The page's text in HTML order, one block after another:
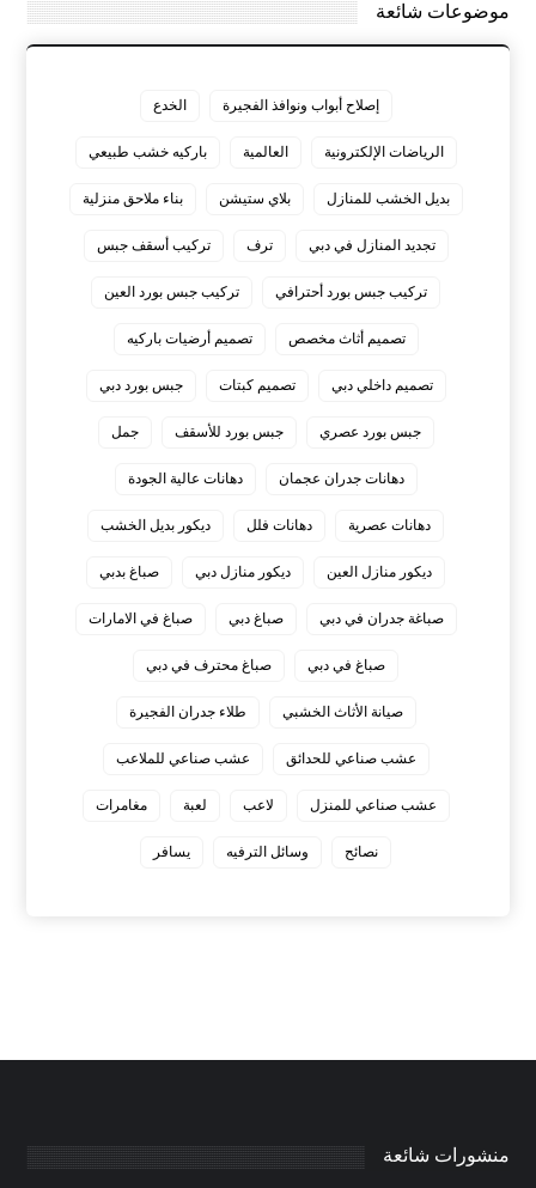
موضوعات شائعة
إصلاح أبواب ونوافذ الفجيرة الخدع
الرياضات الإلكترونية العالمية باركيه خشب طبيعي
بديل الخشب للمنازل بلاي ستيشن بناء ملاحق منزلية
تجديد المنازل في دبي ترف تركيب أسقف جبس
تركيب جبس بورد أحترافي تركيب جبس بورد العين
تصميم أثاث مخصص تصميم أرضيات باركيه
تصميم داخلي دبي تصميم كبتات جبس بورد دبي
جبس بورد عصري جبس بورد للأسقف جمل
دهانات جدران عجمان دهانات عالية الجودة
دهانات عصرية دهانات فلل ديكور بديل الخشب
ديكور منازل العين ديكور منازل دبي صباغ بدبي
صباغة جدران في دبي صباغ دبي صباغ في الامارات
صباغ في دبي صباغ محترف في دبي
صيانة الأثاث الخشبي طلاء جدران الفجيرة
عشب صناعي للحدائق عشب صناعي للملاعب
عشب صناعي للمنزل لاعب لعبة مغامرات
نصائح وسائل الترفيه يسافر
منشورات شائعة